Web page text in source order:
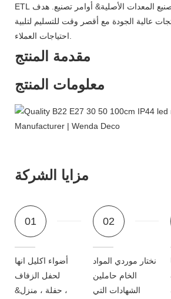
ETL وافق. نحن نؤيد أيضا تصنيع المعدات الأصلية& أوامر تصنيع. هدف
عالية الجودة مع أقصر وقت للتسليم لتلبية
مقدمة المنتج
معلومات المنتج
مزايا الشركة
01
أضواء اكليل انها
لحفل الزفاف
، حفلة ، منزل&
02
نختار موردي المواد
الخام حاملين
الشهادات التي